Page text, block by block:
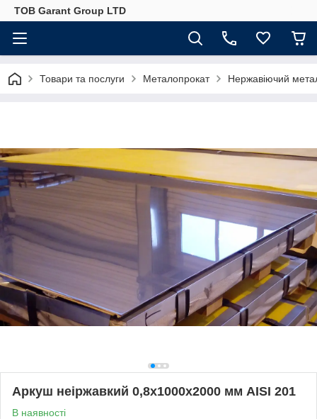
ТОВ Garant Group LTD
Товари та послуги Металопрокат Нержавіючий
Аркуш неіржавкий 0,8х1000х2000 мм AISI 201
В наявності